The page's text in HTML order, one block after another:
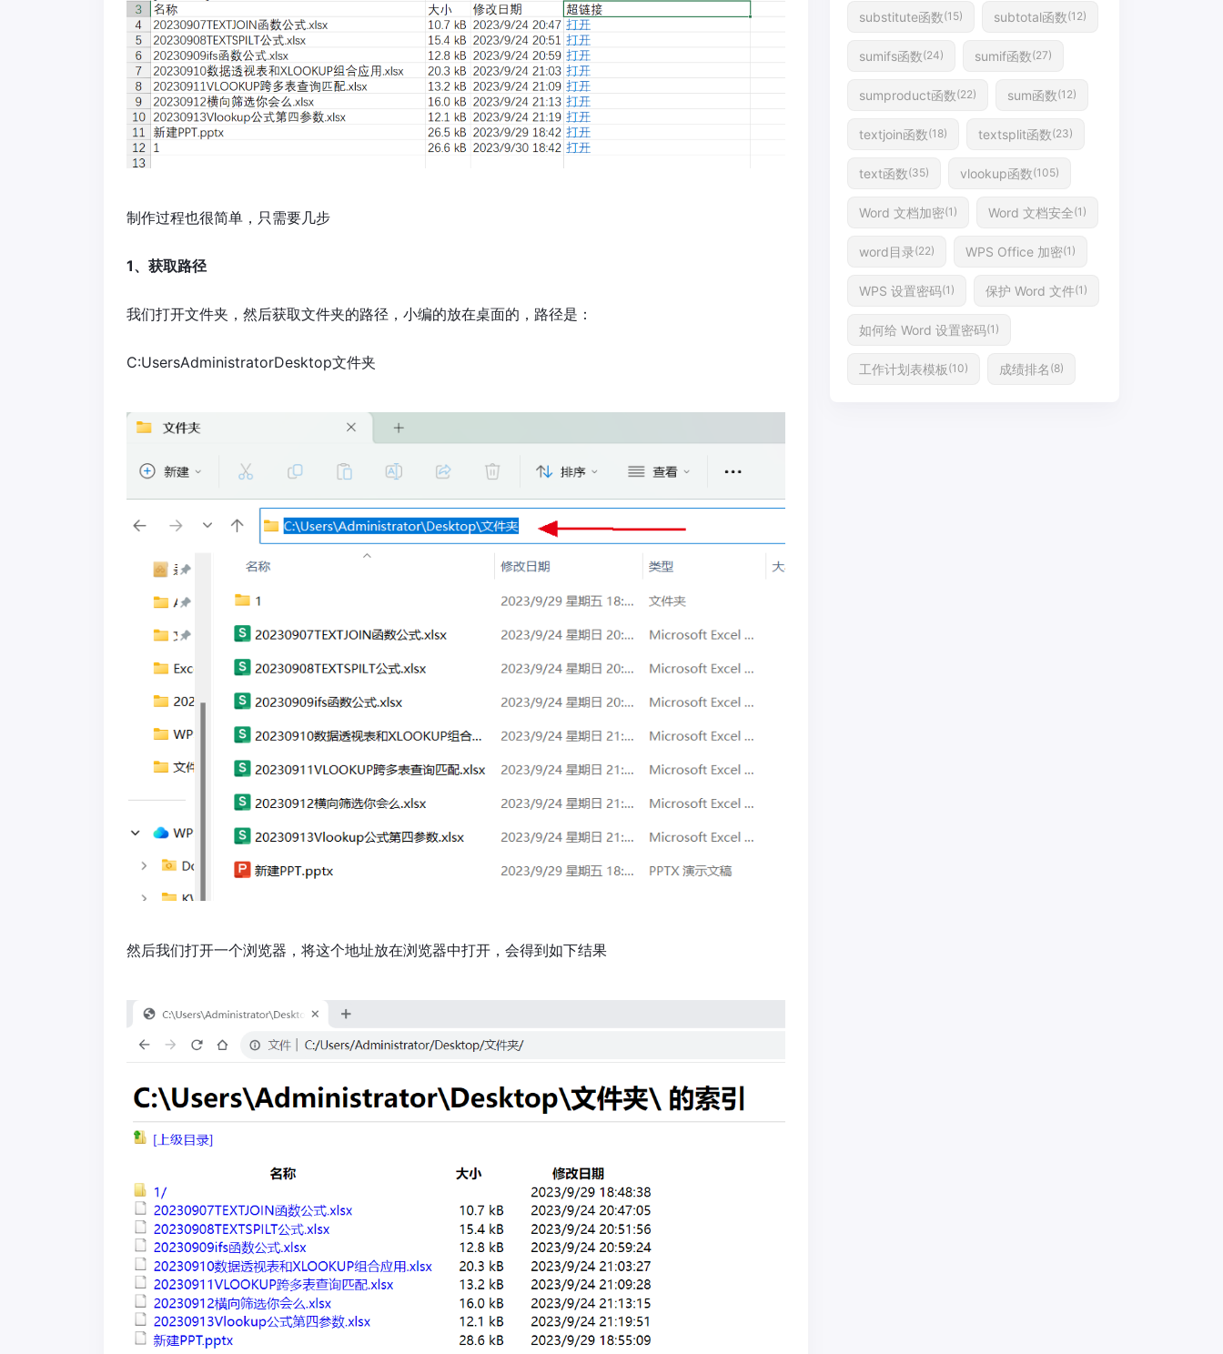
制作过程也很简单，只需要几步
1、获取路径
我们打开文件夹，然后获取文件夹的路径，小编的放在桌面的，路径是：
C:UsersAdministratorDesktop文件夹
然后我们打开一个浏览器，将这个地址放在浏览器中打开，会得到如下结果
substitute函数(15) subtotal函数(12)
sumifs函数(24) sumif函数(27)
sumproduct函数(22) sum函数(12)
textjoin函数(18) textsplit函数(23)
text函数(35) vlookup函数(105)
Word 文档加密(1) Word 文档安全(1)
word目录(22) WPS Office 加密(1)
WPS 设置密码(1) 保护 Word 文件(1)
如何给 Word 设置密码(1)
工作计划表模板 (10) 成绩排名 (8)